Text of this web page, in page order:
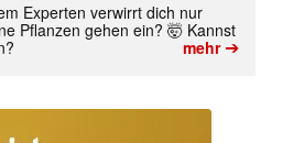
Experten verwirrt dich nur
Pflanzen gehen ein? 🤯 Kannst
mehr➔